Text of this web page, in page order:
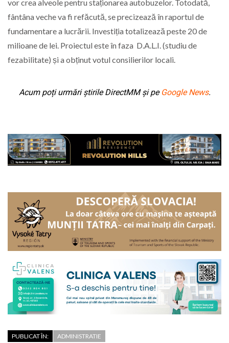
vor crea alveole pentru staționarea autobuzelor. Totodată,
fântâna veche va fi refăcută, se precizează în raportul de
fundamentare a lucrării. Investiția totalizează peste 20 de
milioane de lei. Proiectul este în faza D.A.L.I. (studiu de
fezabilitate) și a obținut votul consilierilor locali.
Acum poți urmări știrile DirectMM și pe Google News.
PUBLICAT ÎN: ADMINISTRATIE